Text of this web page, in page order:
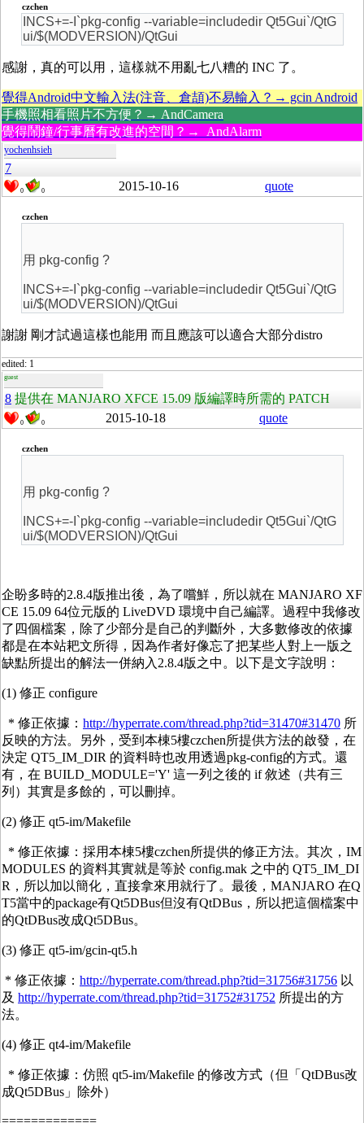
czchen
INCS+=-I`pkg-config --variable=includedir Qt5Gui`/QtG
ui/$(MODVERSION)/QtGui
感謝，真的可以用，這樣就不用亂七八糟的 INC 了。
覺得Android中文輸入法(注音、倉頡)不易輸入？→ gcin Android
手機照相看照片不方便？→ AndCamera
覺得鬧鐘/行事曆有改進的空間？→ AndAlarm
yochenhsieh
7
0 0 2015-10-16 quote
czchen
用 pkg-config ?
INCS+=-I`pkg-config --variable=includedir Qt5Gui`/QtG
ui/$(MODVERSION)/QtGui
謝謝 剛才試過這樣也能用 而且應該可以適合大部分distro
edited: 1
guest
8 提供在 MANJARO XFCE 15.09 版編譯時所需的 PATCH
0 0 2015-10-18 quote
czchen
用 pkg-config ?
INCS+=-I`pkg-config --variable=includedir Qt5Gui`/QtG
ui/$(MODVERSION)/QtGui
企盼多時的2.8.4版推出後，為了嚐鮮，所以就在 MANJARO XF
CE 15.09 64位元版的 LiveDVD 環境中自己編譯。過程中我修改
了四個檔案，除了少部分是自己的判斷外，大多數修改的依據
都是在本站耙文所得，因為作者好像忘了把某些人對上一版之
缺點所提出的解法一併納入2.8.4版之中。以下是文字說明：
(1) 修正 configure
* 修正依據： http://hyperrate.com/thread.php?tid=31470#31470 所
反映的方法。另外，受到本棟5樓czchen所提供方法的啟發，在
決定 QT5_IM_DIR 的資料時也改用透過pkg-config的方式。還
有，在 BUILD_MODULE='Y' 這一列之後的 if 敘述（共有三
列）其實是多餘的，可以刪掉。
(2) 修正 qt5-im/Makefile
* 修正依據：採用本棟5樓czchen所提供的修正方法。其次，IM
MODULES 的資料其實就是等於 config.mak 之中的 QT5_IM_DI
R，所以加以簡化，直接拿來用就行了。最後，MANJARO 在Q
T5當中的package有Qt5DBus但沒有QtDBus，所以把這個檔案中
的QtDBus改成Qt5DBus。
(3) 修正 qt5-im/gcin-qt5.h
* 修正依據： http://hyperrate.com/thread.php?tid=31756#31756 以
及 http://hyperrate.com/thread.php?tid=31752#31752 所提出的方
法。
(4) 修正 qt4-im/Makefile
* 修正依據：仿照 qt5-im/Makefile 的修改方式（但「QtDBus改
成Qt5DBus」除外）